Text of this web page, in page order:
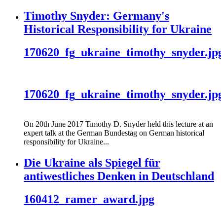
Timothy Snyder: Germany's
Historical Responsibility for Ukraine
On 20th June 2017 Timothy D. Snyder held this lecture at an
expert talk at the German Bundestag on German historical
responsibility for Ukraine...
Die Ukraine als Spiegel für
antiwestliches Denken in Deutschland
160412_ramer_award.jpg